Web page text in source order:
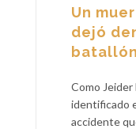
Un
dejó
Como Jeider
identificado
accidente